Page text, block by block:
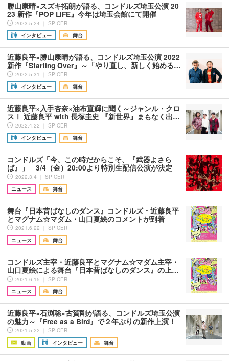
勝山康晴×スズキ拓朗が語る、コンドルズ埼玉公演 20
23 新作『POP LIFE』今年は埼玉会館にて開催
2023.5.24 ｜ SPICER
インタビュー
舞台
近藤良平×勝山康晴が語る、コンドルズ埼玉公演 2022
新作『Starting Over』～「やり直し、新しく始める…
2022.5.31 ｜ SPICER
インタビュー
舞台
近藤良平×入手杏奈×油布直輝に聞く～ジャンル・クロ
スⅠ 近藤良平 with 長塚圭史 『新世界』まもなく出…
2022.4.22 ｜ SPICER
インタビュー
舞台
コンドルズ「今、この時だからこそ、『武器よさら
ば』」 3/4（金）20:00より特別生配信公演が決定
2022.3.4 ｜ SPICER
ニュース
舞台
舞台『日本昔ばなしのダンス』コンドルズ・近藤良平
とマグナム☆マダム・山口夏絵のコメントが到着
2021.6.22 ｜ SPICER
ニュース
舞台
コンドルズ主宰・近藤良平とマグナム☆マダム主宰・
山口夏絵による舞台『日本昔ばなしのダンス』の上…
2021.6.15 ｜ SPICER
ニュース
舞台
近藤良平×石渕聡×古賀剛が語る、コンドルズ埼玉公演
の魅力～『Free as a Bird』で２年ぶりの新作上演！
2021.5.22 ｜ SPICER
動画
インタビュー 舞台